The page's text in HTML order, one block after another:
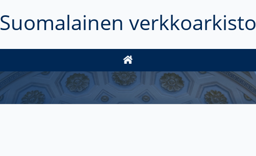
Suomalainen verkkoarkisto